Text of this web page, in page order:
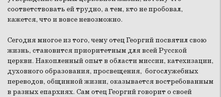
соответствовать ей трудно, а тем, кто не пробовал,
кажется, что и вовсе невозможно.
Сегодня многое из того, чему отец Георгий посвятил свою
жизнь, становится приоритетным для всей Русской
церкви. Накопленный опыт в области миссии, катехизации,
духовного образования, просвещения, богослужебных
переводов, общинной жизни, оказывается востребованным
в разных епархиях. Сам отец Георгий говорит о своей